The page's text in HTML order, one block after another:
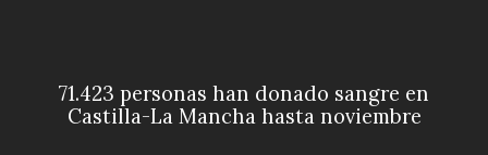
71.423 personas han donado sangre en
Castilla-La Mancha hasta noviembre